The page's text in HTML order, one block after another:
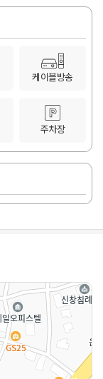
케이블방송
주차장